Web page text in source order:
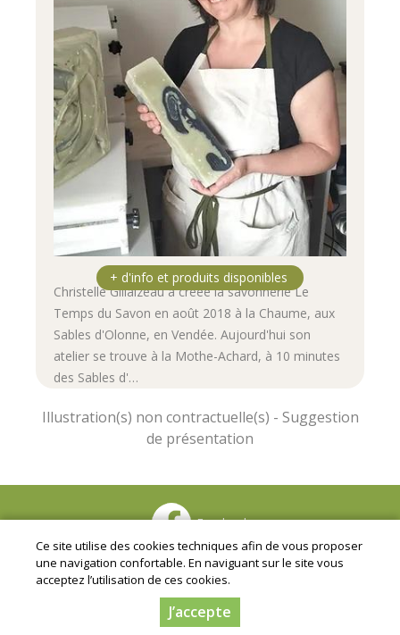
Christelle Gillaizeau a créée la savonnerie Le
Temps du Savon en août 2018 à la Chaume, aux
Sables d'Olonne, en Vendée. Aujourd'hui son
atelier se trouve à la Mothe-Achard, à 10 minutes
des Sables d'…
Facebook
Mentions légales|Conditions Générales de Ventes|
Protection des données personnelles
© Copyright 2024 - Gaec Les Jardins de la Chaume - Tous
droits réservés - Conception :Dynapse
numérique des circuits courts.
Ce site utilise des cookies techniques afin de vous proposer
une navigation confortable. En naviguant sur le site vous
acceptez l’utilisation de ces cookies.
J’accepte